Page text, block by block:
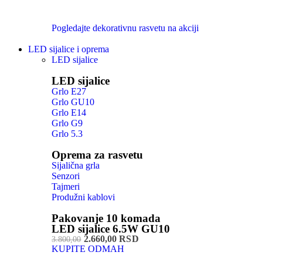
Pogledajte dekorativnu rasvetu na akciji
LED sijalice i oprema
LED sijalice
LED sijalice
Grlo E27
Grlo GU10
Grlo E14
Grlo G9
Grlo 5.3
Oprema za rasvetu
Sijalična grla
Senzori
Tajmeri
Produžni kablovi
Pakovanje 10 komada
LED sijalice 6.5W GU10
3.800,002.660,00 RSD
KUPITE ODMAH